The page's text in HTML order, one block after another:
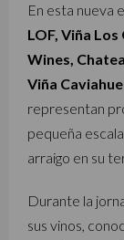
En esta nueva
LOF, Viña
Wines,
Viña
representan
pequeña
arraigo en su
Durante la
sus vinos,